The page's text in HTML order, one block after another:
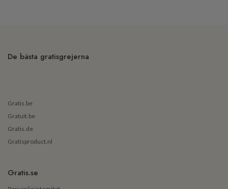
De bästa gratisgrejerna
Gratis.be
Gratuit.be
Gratis.de
Gratisproduct.nl
Gratis.se